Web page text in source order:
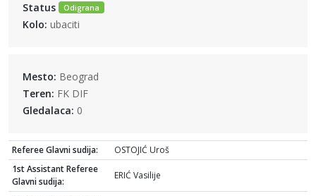
Status
Odigrana
Kolo: ubaciti
Mesto: Beograd
Teren: FK DIF
Gledalaca: 0
Referee Glavni sudija:
OSTOJIĆ Uroš
1st Assistant Referee
Glavni sudija:
ERIĆ Vasilije